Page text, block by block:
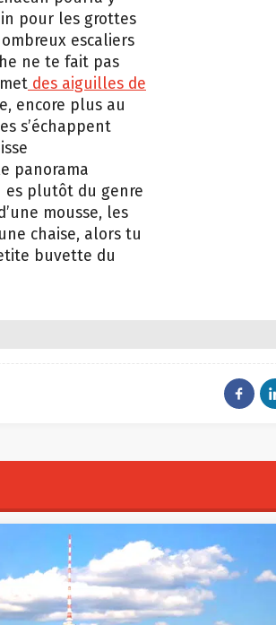
pour les grottes
escaliers
ne te fait pas
des aiguilles de
encore plus au
s’échappent
panorama
es plutôt du genre
mousse, les
chaise, alors tu
buvette du